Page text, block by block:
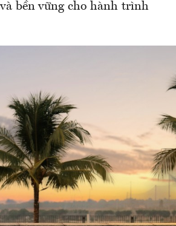
bền vững cho hành trình